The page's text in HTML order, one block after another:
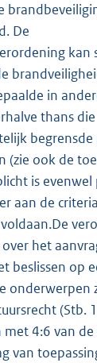
De
kan
in
thans
begrensde
(zie ook de
is evenwel
aan de
het
beslissen op
onderwerpen
(Stb.
4:6 van de
van